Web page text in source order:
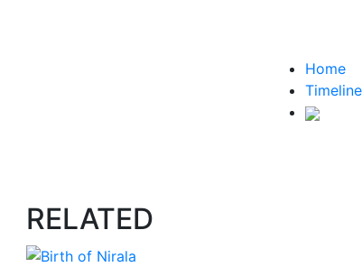
Home
Timeline
RELATED